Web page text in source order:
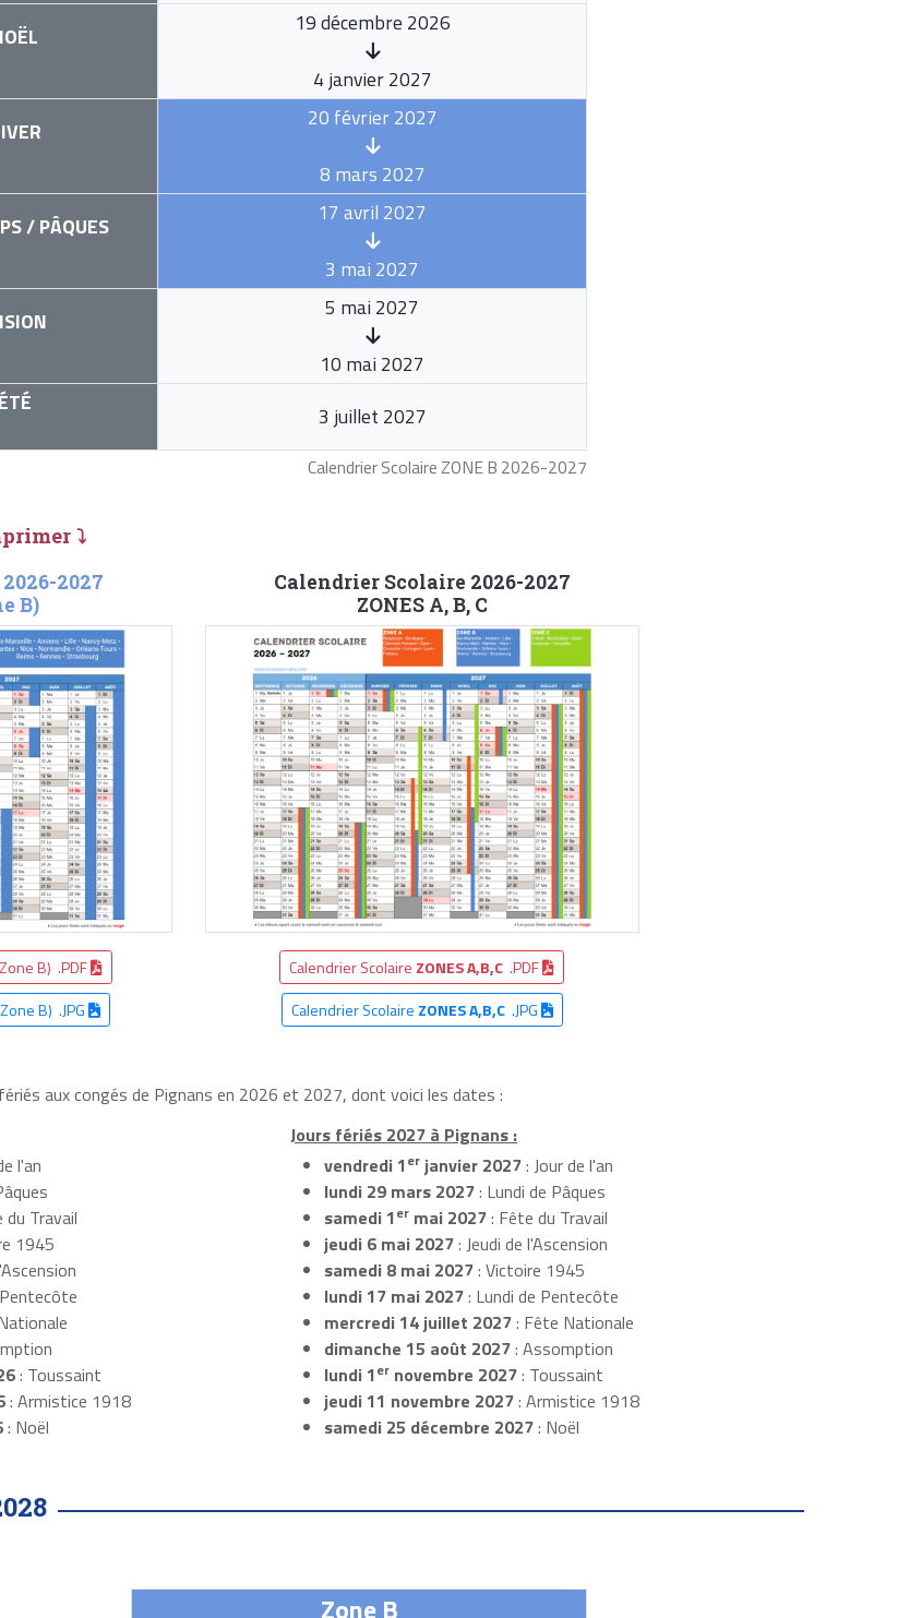
Calendrier Scolaire ZONE B 2026-2027
19 décembre 2026
4 janvier 2027
20 février 2027
8 mars 2027
/ PÂQUES
17 avril 2027
3 mai 2027
5 mai 2027
10 mai 2027
ÉTÉ
3 juillet 2027
⤵
2027
B)
B) .PDF
B) .JPG
Calendrier Scolaire 2026-2027
ZONES A, B, C
Calendrier Scolaire ZONES A,B,C .PDF
Calendrier Scolaire ZONES A,B,C.JPG
aux congés de Pignans en 2026 et 2027, dont voici les dates :
l'an
Travail
1945
: Toussaint
: Armistice 1918
: Noël
Jours fériés 2027 à Pignans :
vendredi 1erjanvier 2027: Jour de l'an
lundi 29 mars 2027: Lundi de Pâques
samedi 1ermai 2027: Fête du Travail
jeudi 6 mai 2027: Jeudi de l'Ascension
samedi 8 mai 2027: Victoire 1945
lundi 17 mai 2027: Lundi de Pentecôte
mercredi 14 juillet 2027: Fête Nationale
dimanche 15 août 2027: Assomption
lundi 1ernovembre 2027: Toussaint
jeudi 11 novembre 2027: Armistice 1918
samedi 25 décembre 2027: Noël
Zone B